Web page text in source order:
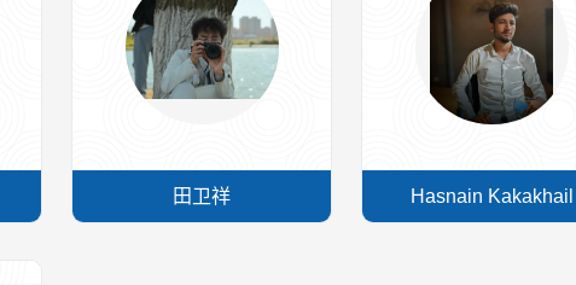
田卫祥 Hasnain Kakakhail